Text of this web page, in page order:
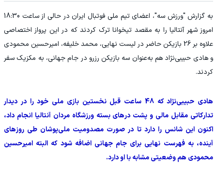
به گزارش "ورزش سه"، اعضای تیم ملی فوتبال ایران در حالی از ساعت 18:30
امروز شهر آنتالیا را به مقصد تیخوانا ترک کردند که در این پرواز اختصاصی
علاوه بر 26 بازیکن حاضر در لیست نهایی، محمد خلیفه، امیرحسین محمودی
و هادی حبیبی‌نژاد هم به‌عنوان سه بازیکن رزرو در جام جهانی، به مکزیک سفر
کردند.
هادی حبیبی‌نژاد که 48 ساعت قبل نخستین بازی ملی خود را در دیدار
تدارکاتی مقابل مالی و پشت درهای بسته ورزشگاه مردان آنتالیا انجام داد،
اکنون این شانس را دارد تا در صورت مصدومیت ملی‌پوشان طی روزهای
آینده، به فهرست نهایی برای جام جهانی اضافه شود که البته امیرحسین
محمودی هم وضعیتی مشابه با او دارد.